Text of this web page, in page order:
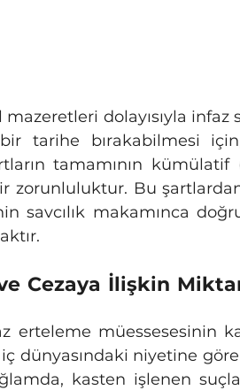
bir tarihe bırakabilmesi
tamamının
zorunluluktur. Bu
savcılık makamınca
Cezaya İlişkin
dünyasındaki niyetine
kasten işlenen